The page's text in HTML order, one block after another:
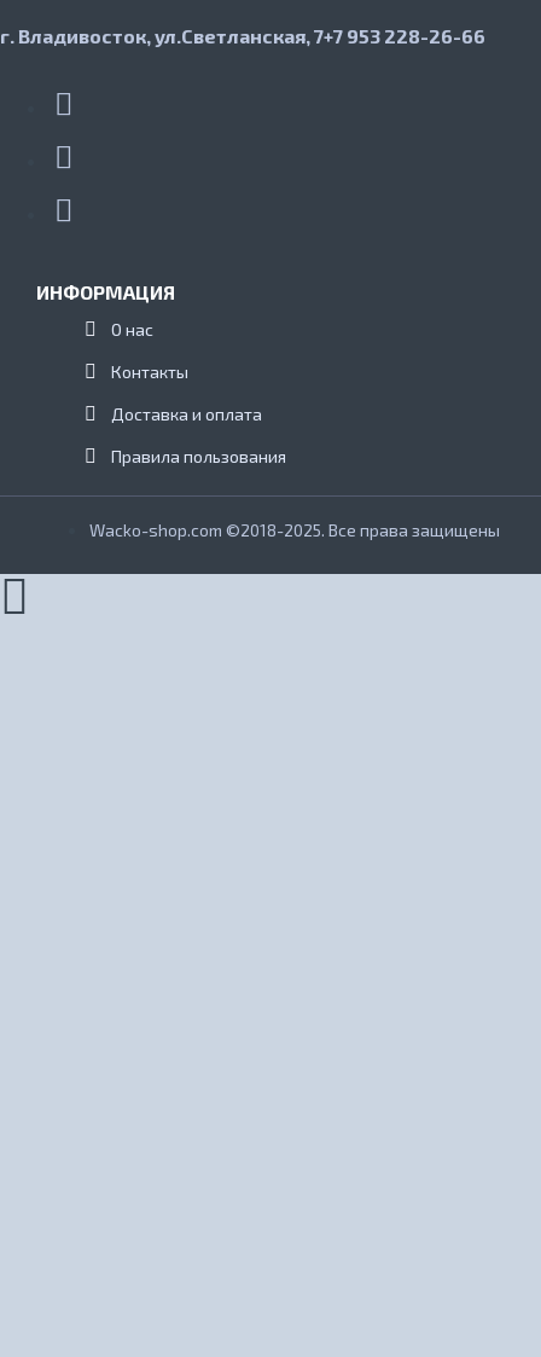
г. Владивосток, ул.Светланская, 7+7 953 228-26-66
ИНФОРМАЦИЯ
О нас
Контакты
Доставка и оплата
Правила пользования
Wacko-shop.com ©2018-2025. Все права защищены